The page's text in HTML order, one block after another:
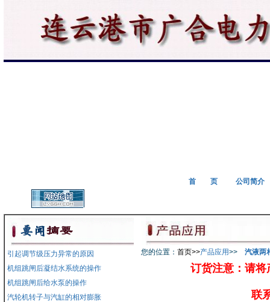
首 页 公司简介
引起调节级压力异常的原因
机组跳闸后凝结水系统的操作
机组跳闸后给水泵的操作
汽轮机转子与汽缸的相对膨胀
您的位置： 首页>>产品应用>> 汽液两
订货注意：请
联